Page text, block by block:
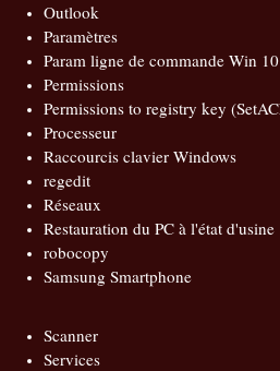
Outlook
Paramètres
Param ligne de commande Win 10
Permissions
Permissions to registry key
Processeur
Raccourcis clavier Windows
regedit
Réseaux
Restauration du PC à l'état d'usine
robocopy
Samsung Smartphone
Scanner
Services